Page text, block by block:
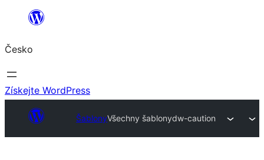
Přeskočit
obsah
Česko
Získejte WordPress
ŠablonyVšechny šablonydw-caution